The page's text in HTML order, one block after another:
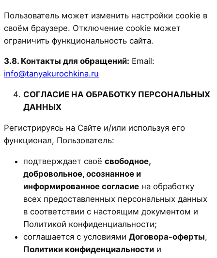
Пользователь может изменить настройки cookie в
своём браузере. Отключение cookie может
ограничить функциональность сайта.
3.8. Контакты для обращений: Email:
info@tanyakurochkina.ru
СОГЛАСИЕ НА ОБРАБОТКУ ПЕРСОНАЛЬНЫХ
ДАННЫХ
Регистрируясь на Сайте и/или используя его
функционал, Пользователь:
подтверждает своё свободное,
добровольное, осознанное и
информированное согласие на обработку
всех предоставленных персональных данных
в соответствии с настоящим документом и
Политикой конфиденциальности;
соглашается с условиями Договора-оферты,
Политики конфиденциальности и